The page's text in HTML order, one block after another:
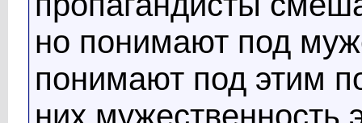
но понимают под
понимают под этим